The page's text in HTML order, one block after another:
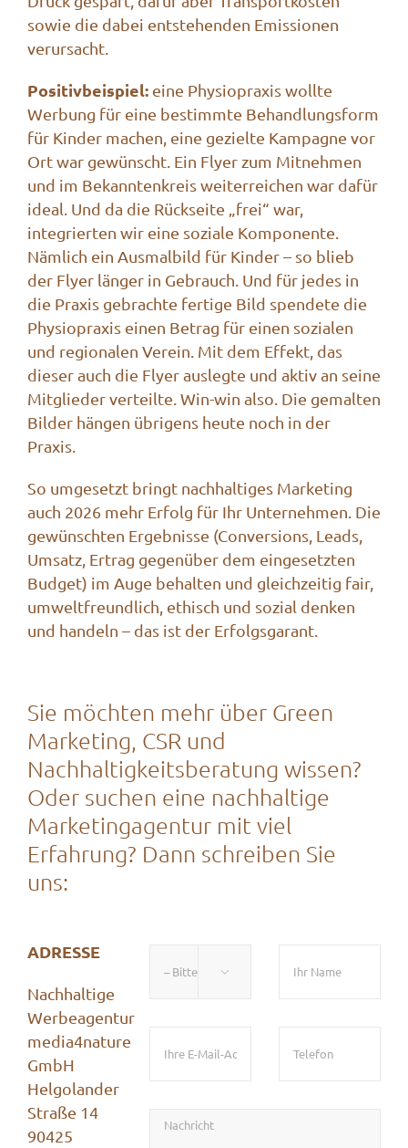
sowie die dabei entstehenden Emissionen
verursacht.
Positivbeispiel: eine Physiopraxis wollte
Werbung für eine bestimmte Behandlungsform
für Kinder machen, eine gezielte Kampagne vor
Ort war gewünscht. Ein Flyer zum Mitnehmen
und im Bekanntenkreis weiterreichen war dafür
ideal. Und da die Rückseite „frei“ war,
integrierten wir eine soziale Komponente.
Nämlich ein Ausmalbild für Kinder – so blieb
der Flyer länger in Gebrauch. Und für jedes in
die Praxis gebrachte fertige Bild spendete die
Physiopraxis einen Betrag für einen sozialen
und regionalen Verein. Mit dem Effekt, das
dieser auch die Flyer auslegte und aktiv an seine
Mitglieder verteilte. Win-win also. Die gemalten
Bilder hängen übrigens heute noch in der
Praxis.
So umgesetzt bringt nachhaltiges Marketing
auch 2026 mehr Erfolg für Ihr Unternehmen. Die
gewünschten Ergebnisse (Conversions, Leads,
Umsatz, Ertrag gegenüber dem eingesetzten
Budget) im Auge behalten und gleichzeitig fair,
umweltfreundlich, ethisch und sozial denken
und handeln – das ist der Erfolgsgarant.
Sie möchten mehr über Green
Marketing, CSR und
Nachhaltigkeitsberatung wissen?
Oder suchen eine nachhaltige
Marketingagentur mit viel
Erfahrung? Dann schreiben Sie
uns:
ADRESSE
Nachhaltige
Werbeagentur
media4nature
GmbH
Helgolander
Straße 14
90425
